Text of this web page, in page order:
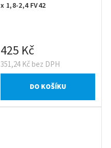
x 1,8-2,4 FV42
351,24 Kč bez DPH
425 Kč
DO KOŠÍKU